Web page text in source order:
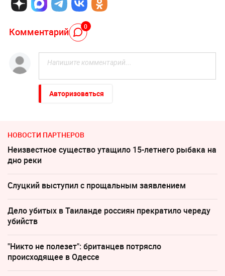
Комментарий 0
Авторизоваться
НОВОСТИ ПАРТНЕРОВ
Неизвестное существо утащило 15-летнего рыбака на
дно реки
Слуцкий выступил с прощальным заявлением
Дело убитых в Таиланде россиян прекратило череду
убийств
"Никто не полезет": британцев потрясло
происходящее в Одессе